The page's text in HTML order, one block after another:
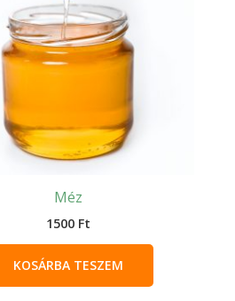
Méz
1500 Ft
KOSÁRBA TESZEM